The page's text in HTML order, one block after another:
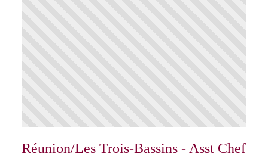
Réunion/Les Trois-Bassins - Asst Chef